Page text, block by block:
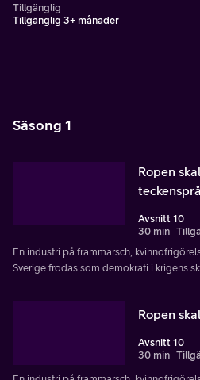
Tillgänglig
Tillgänglig 3+ månader
Säsong 1
Ropen
Avsnitt 10
30 min
En industri på frammarsch,
Sverige frodas som demokrati i krigens
Ropen
Avsnitt 10
30 min